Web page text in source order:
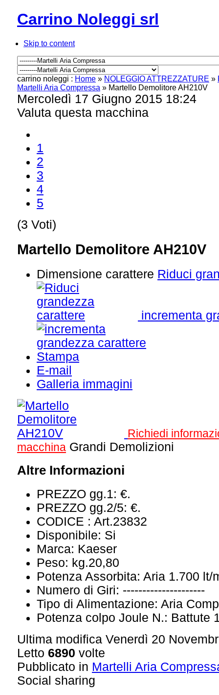
Carrino Noleggi srl
Skip to content
carrino noleggi : Home » NOLEGGIO ATTREZZATURE »
Martelli Aria Compressa » Martello Demolitore AH210V
Mercoledì 17 Giugno 2015 18:24
Valuta questa macchina
1
2
3
4
5
(3 Voti)
Martello Demolitore AH210V
Dimensione carattere Riduci
incrementa
Stampa
E-mail
Galleria immagini
Richiedi
macchina Grandi Demolizioni
Altre Informazioni
PREZZO gg.1: €.
PREZZO gg.2/5: €.
CODICE : Art.23832
Disponibile: Si
Marca: Kaeser
Peso: kg.20,80
Potenza Assorbita: Aria 1.700 lt/
Numero di Giri: ---------------------
Tipo di Alimentazione: Aria
Potenza colpo Joule N.: Battute
Ultima modifica Venerdì 20
Letto 6890 volte
Pubblicato in Martelli Aria
Social sharing